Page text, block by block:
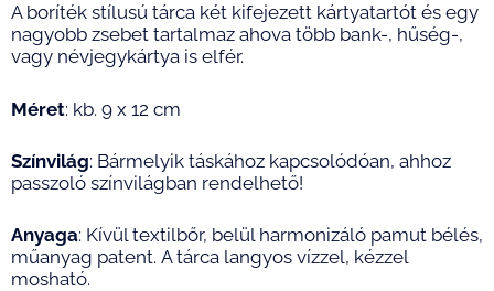
A boríték stílusú tárca két kifejezett kártyatartót és egy
nagyobb zsebet tartalmaz ahova több bank-, hűség-,
vagy névjegykártya is elfér.
Méret: kb. 9 x 12 cm
Színvilág: Bármelyik táskához kapcsolódóan, ahhoz
passzoló színvilágban rendelhető!
Anyaga: Kívül textilbőr, belül harmonizáló pamut bélés,
műanyag patent. A tárca langyos vízzel, kézzel
mosható.